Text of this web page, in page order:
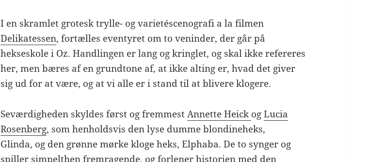
I en skramlet grotesk trylle- og varietéscenografi a la filmen
Delikatessen, fortælles eventyret om to veninder, der går på
hekseskole i Oz. Handlingen er lang og kringlet, og skal ikke refereres
her, men bæres af en grundtone af, at ikke alting er, hvad det giver
sig ud for at være, og at vi alle er i stand til at blivere klogere.
Seværdigheden skyldes først og fremmestAnnette Heick ogLucia
Rosenberg, som henholdsvis den lyse dumme blondineheks,
Glinda, og den grønne mørke kloge heks, Elphaba. De to synger og
spiller simpelthen fremragende, og forlener historien med den